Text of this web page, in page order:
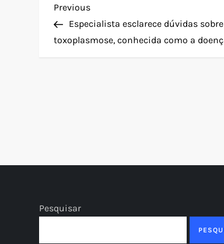
N
a
ã
Previous
Post
Previous
Especialista esclarece dúvidas sobre
toxoplasmose, conhecida como a
Pesquisar